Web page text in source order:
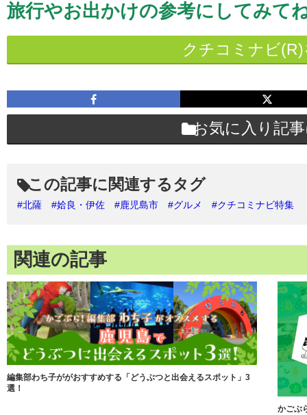
旅行やお出かけの参考にしてみて
クチコミナビ
お気に入り記
この記事に関連するタグ
#北薩 #姶良・伊佐 #鹿児島市 #グルメ #クチコミナビ特集
関連の記事
編集部わち子ががおすすめする「どうぶつと出会えるスポット」3
選！
かごぶ